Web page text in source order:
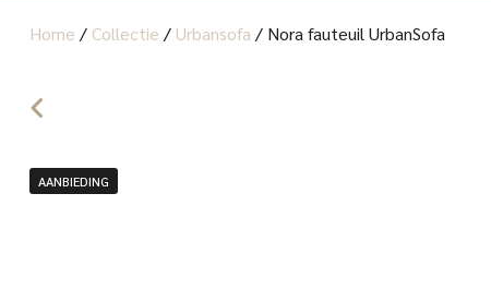
SHOWROOM
Home / Collectie / Urbansofa / Nora fauteuil UrbanSofa
AANBIEDING